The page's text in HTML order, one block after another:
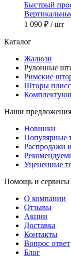
Быстрый
1 090 ₽ / шт
Каталог
Жалюзи
Рулонные
Римские
Шторы
Наши предложения
Новинки
Популярные
Распродажи
Уцененные
Помощь и сервисы
О компании
Отзывы
Акции
Доставка
Контакты
Вопрос ответ
Блог